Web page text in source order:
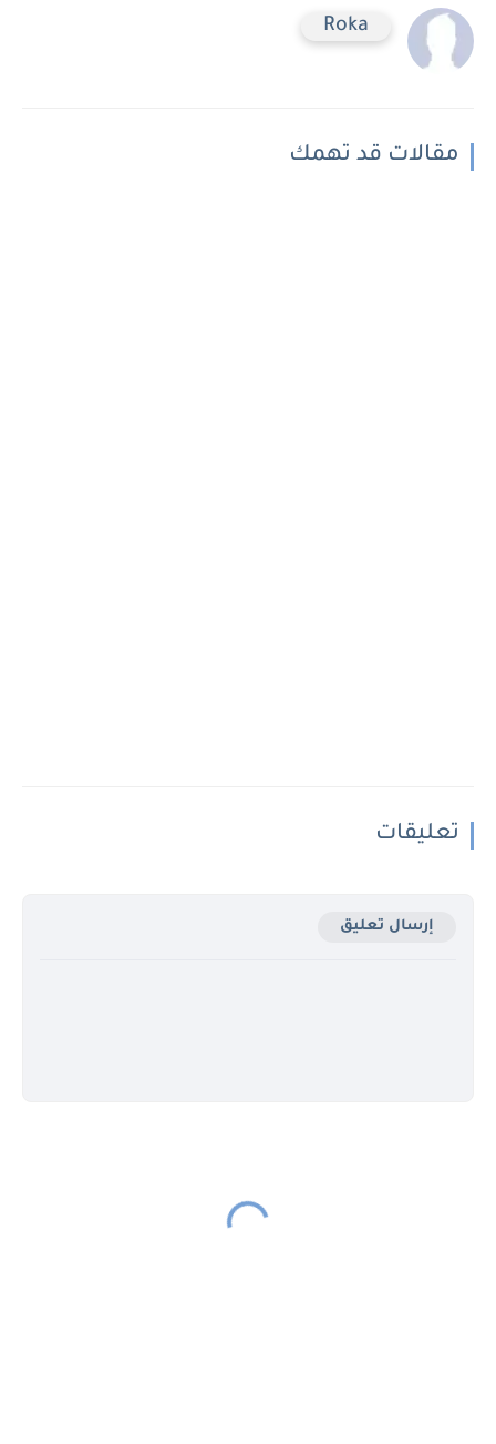
Roka
مقالات قد تهمك
تعليقات
إرسال تعليق